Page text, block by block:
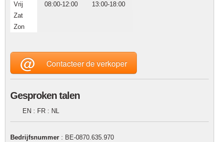
Vrij
08:00-12:00
13:00-18:00
Zat
Zon
@Contacteer de verkoper
Gesproken talen
EN : FR : NL
Bedrijfsnummer : BE-0870.635.970